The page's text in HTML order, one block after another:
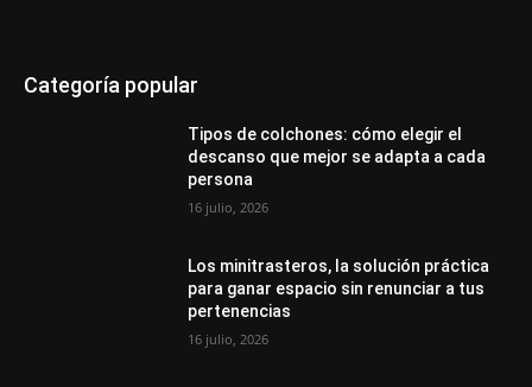
Categoría popular
Tipos de colchones: cómo elegir el
descanso que mejor se adapta a cada
persona
16 julio, 2026
Los minitrasteros, la solución práctica
para ganar espacio sin renunciar a tus
pertenencias
16 julio, 2026